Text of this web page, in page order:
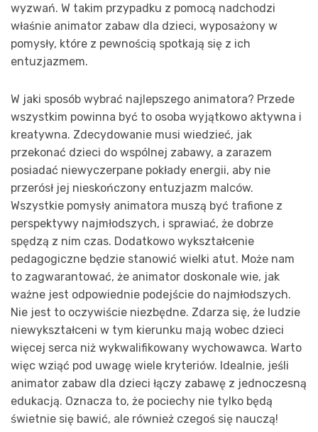
wyzwań. W takim przypadku z pomocą nadchodzi
właśnie animator zabaw dla dzieci, wyposażony w
pomysły, które z pewnością spotkają się z ich
entuzjazmem.
W jaki sposób wybrać najlepszego animatora? Przede
wszystkim powinna być to osoba wyjątkowo aktywna i
kreatywna. Zdecydowanie musi wiedzieć, jak
przekonać dzieci do wspólnej zabawy, a zarazem
posiadać niewyczerpane pokłady energii, aby nie
przerósł jej nieskończony entuzjazm malców.
Wszystkie pomysły animatora muszą być trafione z
perspektywy najmłodszych, i sprawiać, że dobrze
spędzą z nim czas. Dodatkowo wykształcenie
pedagogiczne będzie stanowić wielki atut. Może nam
to zagwarantować, że animator doskonale wie, jak
ważne jest odpowiednie podejście do najmłodszych.
Nie jest to oczywiście niezbędne. Zdarza się, że ludzie
niewykształceni w tym kierunku mają wobec dzieci
więcej serca niż wykwalifikowany wychowawca. Warto
więc wziąć pod uwagę wiele kryteriów. Idealnie, jeśli
animator zabaw dla dzieci łączy zabawę z jednoczesną
edukacją. Oznacza to, że pociechy nie tylko będą
świetnie się bawić, ale również czegoś się nauczą!